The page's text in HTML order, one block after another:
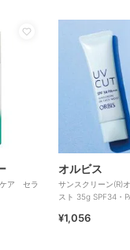
ア セラ
オルビス
サンスクリーン(R)
スト 35g SPF34・PA+++（顔用日焼
¥1,056